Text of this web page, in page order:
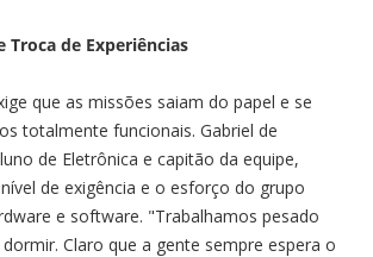
Troca de Experiências
que as missões saiam do papel e se
totalmente funcionais. Gabriel de
de Eletrônica e capitão da equipe,
de exigência e o esforço do grupo
e software. "Trabalhamos pesado
Claro que a gente sempre espera o